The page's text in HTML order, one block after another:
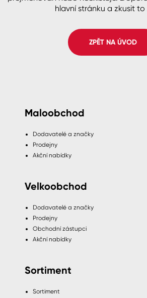
Česko
Slovensko Polsko
Fasády
Spreje
hlavní stránku a zkusit to
ZPĚT NA ÚVOD
Maloobchod
Dodavatelé a značky
Prodejny
Akční nabídky
Velkoobchod
Dodavatelé a značky
Prodejny
Obchodní zástupci
Akční nabídky
Sortiment
Sortiment